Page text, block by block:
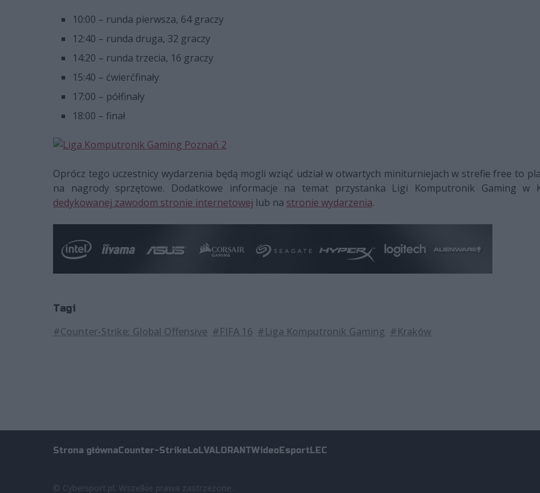
10:00 – runda pierwsza, 64 graczy
12:40 – runda druga, 32 graczy
14:20 – runda trzecia, 16 graczy
15:40 – ćwierćfinały
17:00 – półfinały
18:00 – finał
Oprócz tego uczestnicy wydarzenia będą mogli wziąć udział w otwartych miniturniejach w strefie free to
na nagrody sprzętowe. Dodatkowe informacje na temat przystanka Ligi Komputronik Gaming w
dedykowanej zawodom stronie internetowej lub na stronie wydarzenia.
Tagi
#Counter-Strike: Global Offensive #FIFA 16 #Liga Komputronik Gaming #Kraków
Strona głównaCounter-StrikeLoLVALORANTWideoEsportLEC